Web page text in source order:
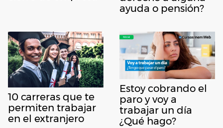
ayuda o pensión?
10 carreras que te
permiten trabajar
en el extranjero
Estoy cobrando el
paro y voy a
trabajar un día
¿Qué hago?